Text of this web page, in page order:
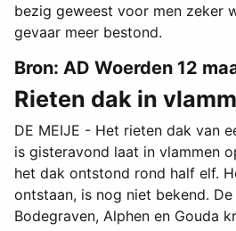
bezig geweest voor men zeker
gevaar meer bestond.
Bron: AD Woerden 12
Rieten dak in
DE MEIJE - Het rieten dak van
is gisteravond laat in vlammen
het dak ontstond rond half elf.
ontstaan, is nog niet bekend.
Bodegraven, Alphen en Gouda